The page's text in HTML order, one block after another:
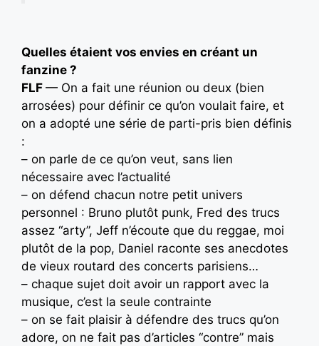
Quelles étaient vos envies en créant un
fanzine ?
FLF — On a fait une réunion ou deux (bien
arrosées) pour définir ce qu’on voulait faire, et
on a adopté une série de parti-pris bien définis
:
– on parle de ce qu’on veut, sans lien
nécessaire avec l’actualité
– on défend chacun notre petit univers
personnel : Bruno plutôt punk, Fred des trucs
assez “arty”, Jeff n’écoute que du reggae, moi
plutôt de la pop, Daniel raconte ses anecdotes
de vieux routard des concerts parisiens…
– chaque sujet doit avoir un rapport avec la
musique, c’est la seule contrainte
– on se fait plaisir à défendre des trucs qu’on
adore, on ne fait pas d’articles “contre” mais